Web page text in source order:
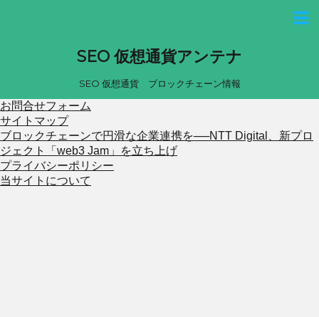
SEO 仮想通貨アンテナ
SEO 仮想通貨 ブロックチェーン情報
お問合せフォーム
サイトマップ
ブロックチェーンで円滑な企業連携を──NTT Digital、新プロ
ジェクト「web3 Jam」を立ち上げ
プライバシーポリシー
当サイトについて